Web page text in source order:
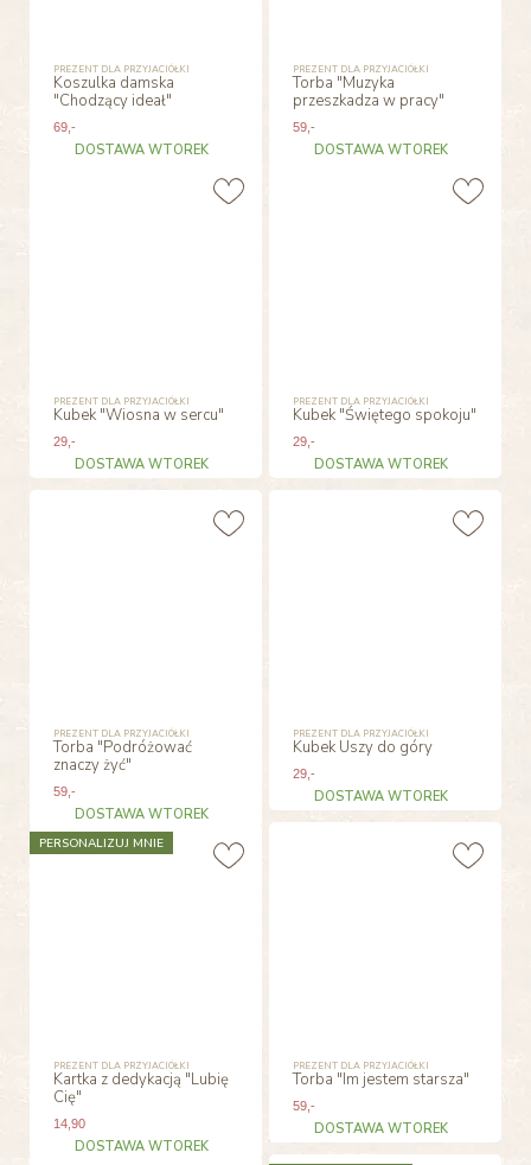
PREZENT DLA PRZYJACIÓŁKI
Koszulka damska
"Chodzący ideał"
69,-
DOSTAWA WTOREK
PREZENT DLA PRZYJACIÓŁKI
Torba "Muzyka
przeszkadza w pracy"
59 ,-
DOSTAWA WTOREK
PREZENT DLA PRZYJACIÓŁKI
Kubek "Wiosna w sercu"
29,-
DOSTAWA WTOREK
PREZENT DLA PRZYJACIÓŁKI
Kubek "Świętego spokoju"
29 ,-
DOSTAWA WTOREK
PREZENT DLA PRZYJACIÓŁKI
Torba "Podróżować
znaczy żyć"
59,-
DOSTAWA WTOREK
PREZENT DLA PRZYJACIÓŁKI
Kubek Uszy do góry
29 ,-
DOSTAWA WTOREK
PREZENT DLA PRZYJACIÓŁKI
Kartka z dedykacją "Lubię
Cię"
14,90
DOSTAWA WTOREK
PERSONALIZUJ MNIE
PREZENT DLA PRZYJACIÓŁKI
Torba "Im jestem starsza"
59 ,-
DOSTAWA WTOREK